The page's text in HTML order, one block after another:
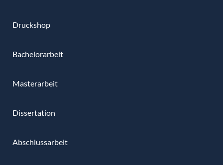
Druckshop
Bachelorarbeit
Masterarbeit
Dissertation
Abschlussarbeit